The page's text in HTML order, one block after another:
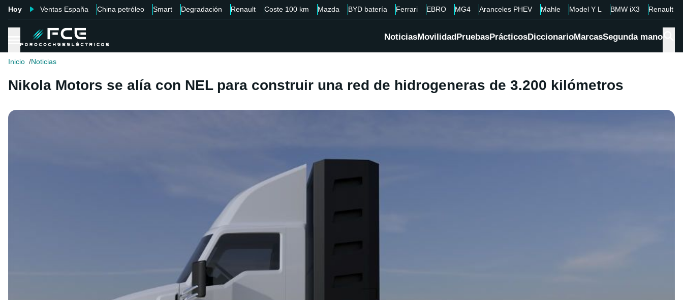
Hoy Ventas España China petróleo Smart Degradación Renault Coste 100 km Mazda BYD batería Ferrari EBRO MG4 Aranceles PHEV Mahle Model Y L BMW iX3 Renault
NoticiasMovilidadPruebasPrácticosDiccionarioMarcasSegunda mano
Inicio Noticias
Nikola Motors se alía con NEL para construir una red de hidrogeneras de 3.200 kilómetros